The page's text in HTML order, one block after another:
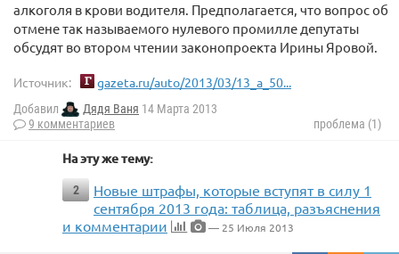
алкоголя в крови водителя. Предполагается, что вопрос об
отмене так называемого нулевого промилле депутаты
обсудят во втором чтении законопроекта Ирины Яровой.
Источник: gazeta.ru/auto/2013/03/13_a_50...
Добавил Дядя Ваня 14 Марта 2013
9 комментариев
проблема (1)
На эту же тему:
2
Новые штрафы, которые вступят в силу 1
сентября 2013 года: таблица, разъяснения
и комментарии
— 25 Июля 2013